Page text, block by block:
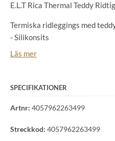
E.L.T Rica Thermal Teddy
Termiska ridleggings med
- Silikonsits
- Andningsbar
- Värmande teddyfleecefoder
- Mobiltelefonficka på vänster
- Glansig E·L·T Equestrian-text
% elastan
Läs mer
SPECIFIKATIONER
Artnr: 4057962263499
Streckkod: 4057962263499